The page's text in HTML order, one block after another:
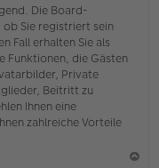
Die Board-
Sie registriert sein
Fall erhalten Sie als
Funktionen, die Gästen
Private
Beitritt zu
Ihnen eine
zahlreiche Vorteile